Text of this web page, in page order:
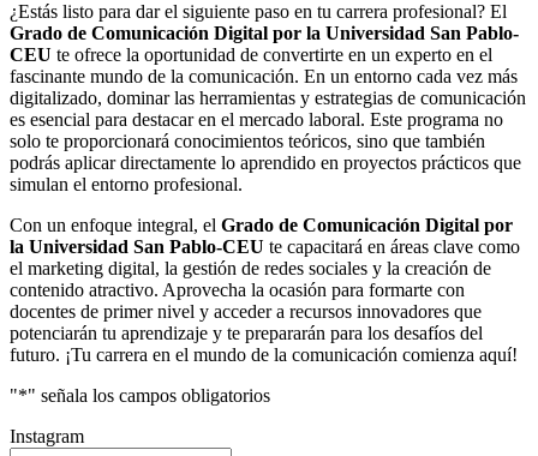
¿Estás listo para dar el siguiente paso en tu carrera profesional? El
Grado de Comunicación Digital por la Universidad San Pablo-
CEU te ofrece la oportunidad de convertirte en un experto en el
fascinante mundo de la comunicación. En un entorno cada vez más
digitalizado, dominar las herramientas y estrategias de comunicación
es esencial para destacar en el mercado laboral. Este programa no
solo te proporcionará conocimientos teóricos, sino que también
podrás aplicar directamente lo aprendido en proyectos prácticos que
simulan el entorno profesional.
Con un enfoque integral, el Grado de Comunicación Digital por
la Universidad San Pablo-CEU te capacitará en áreas clave como
el marketing digital, la gestión de redes sociales y la creación de
contenido atractivo. Aprovecha la ocasión para formarte con
docentes de primer nivel y acceder a recursos innovadores que
potenciarán tu aprendizaje y te prepararán para los desafíos del
futuro. ¡Tu carrera en el mundo de la comunicación comienza aquí!
"*" señala los campos obligatorios
Instagram